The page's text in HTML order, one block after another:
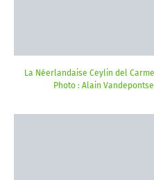
La Néerlandaise Ceylin del
Photo : Alain